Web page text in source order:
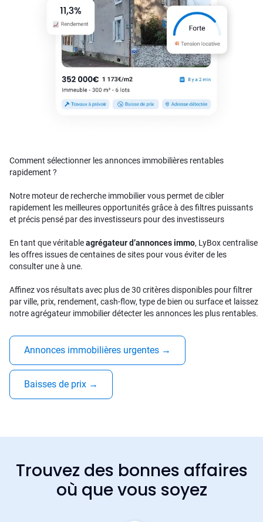
Comment sélectionner les annonces immobilières rentables
rapidement ?
Notre moteur de recherche immobilier vous permet de cibler
rapidement les meilleures opportunités grâce à des filtres puissants
et précis pensé par des investisseurs pour des investisseurs
En tant que véritableagrégateur d’annonces immo, LyBox centralise
les offres issues de centaines de sites pour vous éviter de les
consulter une à une.
Affinez vos résultats avec plus de 30 critères disponibles pour filtrer
par ville, prix, rendement, cash-flow, type de bien ou surface et laissez
notre agrégateur immobilier détecter les annonces les plus rentables.
Annonces immobilières urgentes →
Baisses de prix →
Trouvez des bonnes affaires
où que vous soyez